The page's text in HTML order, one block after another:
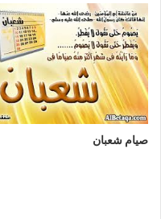
صيام شعبان